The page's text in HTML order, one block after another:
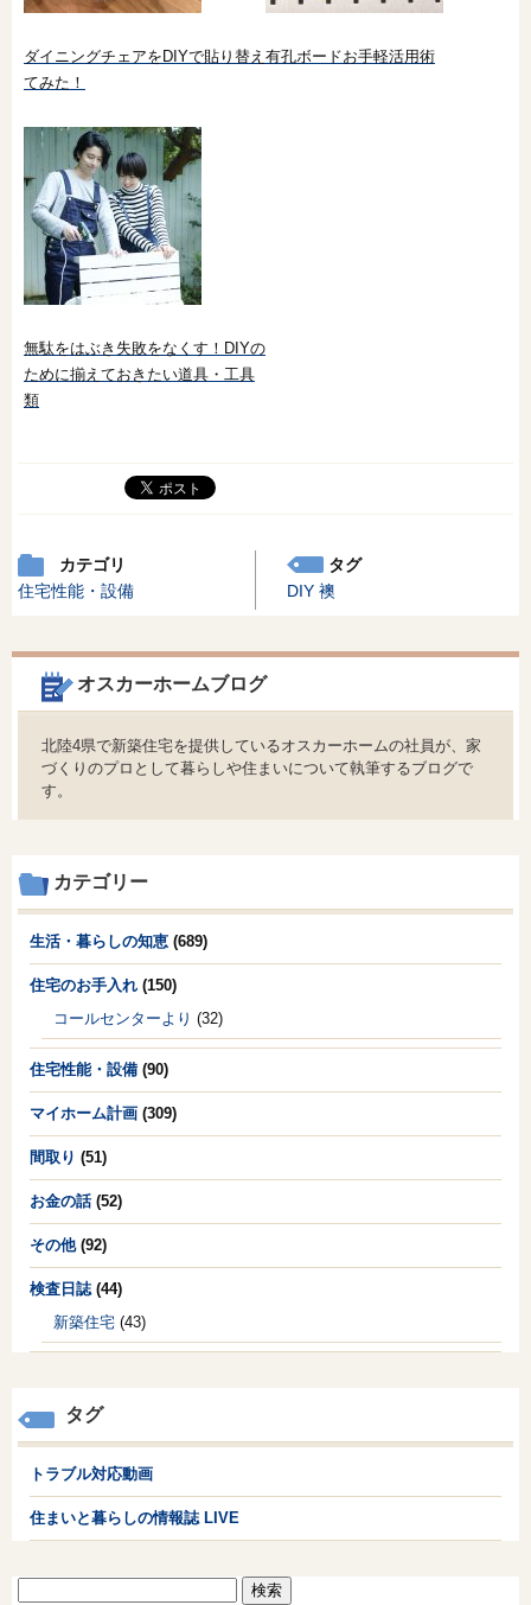
ダイニングチェアをDIYで貼り替え
てみた！
有孔ボードお手軽活用術
無駄をはぶき失敗をなくす！DIYの
ために揃えておきたい道具・工具
類
カテゴリ
住宅性能・設備
タグ
DIY 襖
オスカーホームブログ
北陸4県で新築住宅を提供しているオスカーホームの社員が、家
づくりのプロとして暮らしや住まいについて執筆するブログで
す。
カテゴリー
生活・暮らしの知恵 (689)
住宅のお手入れ (150)
コールセンターより (32)
住宅性能・設備 (90)
マイホーム計画 (309)
間取り (51)
お金の話(52)
その他(92)
検査日誌 (44)
新築住宅 (43)
タグ
トラブル対応動画
住まいと暮らしの情報誌 LIVE